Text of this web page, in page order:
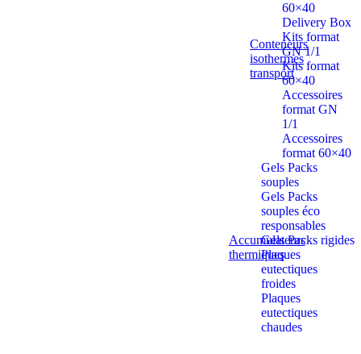
Conteneurs
isothermes
transport
60×40
Delivery Box
Kits format
GN 1/1
Kits format
60×40
Accessoires
format GN
1/1
Accessoires
format 60×40
Accumulateurs
thermiques
Gels Packs
souples
Gels Packs
souples éco
responsables
Gels Packs rigides
Plaques
eutectiques
froides
Plaques
eutectiques
chaudes